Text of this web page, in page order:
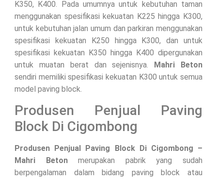
K350, K400. Pada umumnya untuk kebutuhan taman
menggunakan spesifikasi kekuatan K225 hingga K300,
untuk kebutuhan jalan umum dan parkiran menggunakan
spesifikasi kekuatan K250 hingga K300, dan untuk
spesifikasi kekuatan K350 hingga K400 dipergunakan
untuk muatan berat dan sejenisnya.
Mahri Beton
sendiri memiliki spesifikasi kekuatan K300 untuk semua
model paving block.
Produsen Penjual Paving
Block Di Cigombong
Produsen Penjual Paving Block Di Cigombong –
Mahri Betonmerupakan pabrik yang sudah
berpengalaman dalam bidang paving block atau